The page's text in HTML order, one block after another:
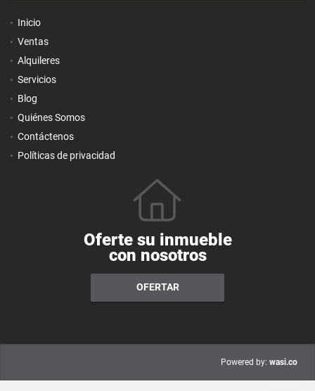
Inicio
Ventas
Alquileres
Servicios
Blog
Quiénes Somos
Contáctenos
Políticas de privacidad
Oferte su inmueble
con nosotros
OFERTAR
Powered by: wasi.co